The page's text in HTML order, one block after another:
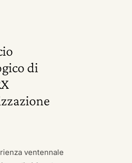
di
ventennale